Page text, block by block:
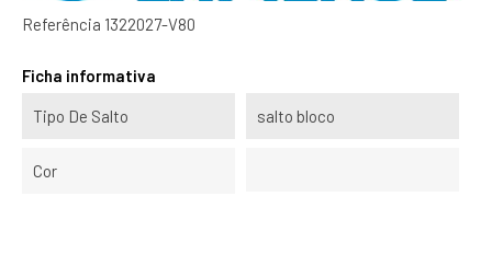
Referência 1322027-V80
Ficha informativa
Tipo De Salto salto bloco
Cor